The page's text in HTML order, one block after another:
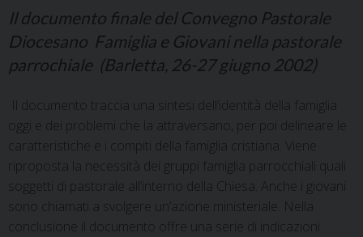
Il documento finale del Convegno Pastorale
Diocesano Famiglia e Giovani nella pastorale
parrochiale (Barletta, 26-27 giugno 2002)
Il documento traccia una sintesi dell’identità della famiglia
oggi e dei problemi che la attraversano, per poi delineare le
caratteristiche e i compiti della famiglia cristiana. Viene
riproposta la necessità dei gruppi famiglia parrocchiali quali
soggetti di pastorale all’interno della Chiesa. Anche i giovani
sono chiamati a svolgere un’azione ministeriale. Nella
conclusione il documento offre una serie di indicazioni